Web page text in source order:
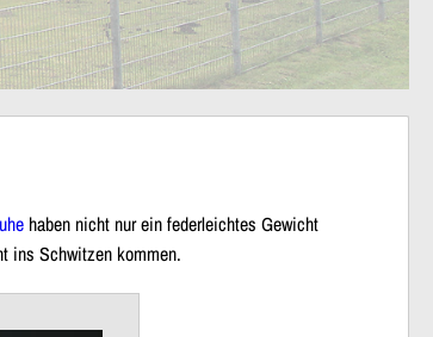
haben nicht nurein federleichtes Gewicht
ins Schwitzen kommen.